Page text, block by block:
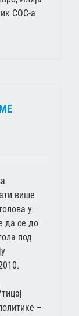
СОС-а
више
у
да се до
под
–